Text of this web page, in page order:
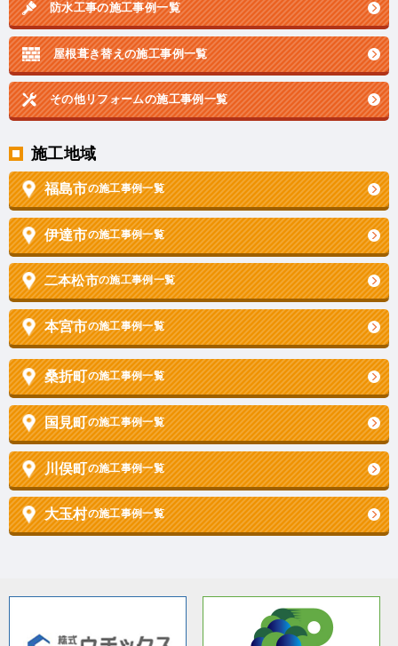
防水工事の施工事例一覧
屋根葺き替えの施工事例一覧
その他リフォームの施工事例一覧
施工地域
福島市の施工事例一覧
伊達市の施工事例一覧
二本松市の施工事例一覧
本宮市の施工事例一覧
桑折町の施工事例一覧
国見町の施工事例一覧
川俣町の施工事例一覧
大玉村の施工事例一覧